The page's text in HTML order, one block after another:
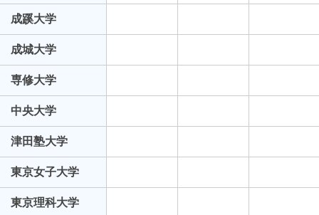
成蹊大学
成城大学
専修大学
中央大学
津田塾大学
東京女子大学
東京理科大学